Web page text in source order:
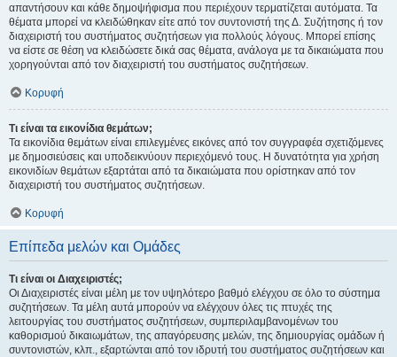
απαντήσουν και κάθε δημοψήφισμα που περιέχουν τερματίζεται αυτόματα. Τα
θέματα μπορεί να κλειδώθηκαν είτε από τον συντονιστή της Δ. Συζήτησης ή τον
διαχειριστή του συστήματος συζητήσεων για πολλούς λόγους. Μπορεί επίσης
να είστε σε θέση να κλειδώσετε δικά σας θέματα, ανάλογα με τα δικαιώματα που
χορηγούνται από τον διαχειριστή του συστήματος συζητήσεων.
Κορυφή
Τι είναι τα εικονίδια θεμάτων;
Τα εικονίδια θεμάτων είναι επιλεγμένες εικόνες από τον συγγραφέα σχετιζόμενες
με δημοσιεύσεις και υποδεικνύουν περιεχόμενό τους. Η δυνατότητα για χρήση
εικονιδίων θεμάτων εξαρτάται από τα δικαιώματα που ορίστηκαν από τον
διαχειριστή του συστήματος συζητήσεων.
Κορυφή
Επίπεδα μελών και Ομάδες
Τι είναι οι Διαχειριστές;
Οι Διαχειριστές είναι μέλη με τον υψηλότερο βαθμό ελέγχου σε όλο το σύστημα
συζητήσεων. Τα μέλη αυτά μπορούν να ελέγχουν όλες τις πτυχές της
λειτουργίας του συστήματος συζητήσεων, συμπεριλαμβανομένων του
καθορισμού δικαιωμάτων, της απαγόρευσης μελών, της δημιουργίας ομάδων ή
συντονιστών, κλπ., εξαρτώνται από τον ιδρυτή του συστήματος συζητήσεων και